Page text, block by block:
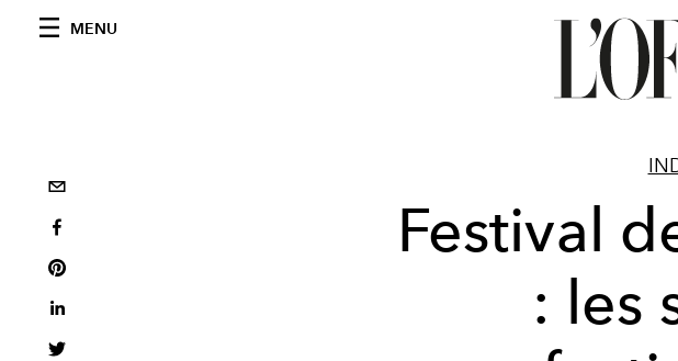
MENU
Festival
: les